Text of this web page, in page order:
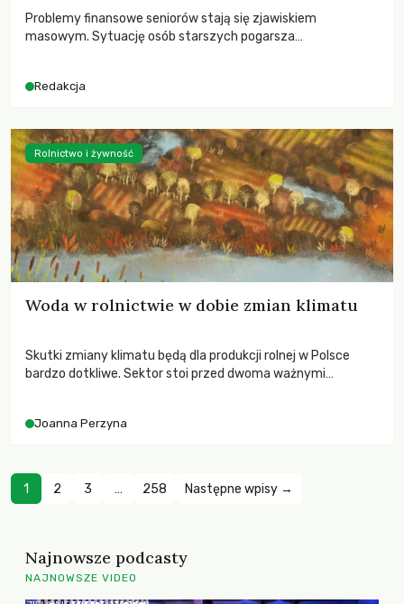
Problemy finansowe seniorów stają się zjawiskiem
masowym. Sytuację osób starszych pogarsza
Redakcja
Woda w rolnictwie w dobie zmian klimatu
Skutki zmiany klimatu będą dla produkcji rolnej w Polsce
bardzo dotkliwe. Sektor stoi przed dwoma ważnymi
zachodzących zmian klimatycznych. Wymagać to będzie
Joanna Perzyna
Rolnictwo i żywność
1 2 3 … 258 Następne wpisy →
Najnowsze podcasty
NAJNOWSZE VIDEO